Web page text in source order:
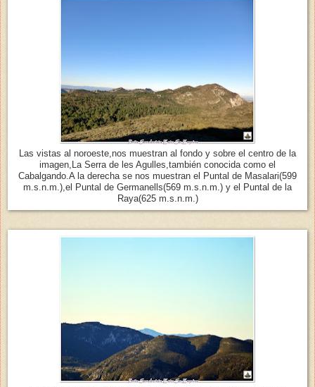
Las vistas al noroeste,nos muestran al fondo y sobre el centro de la
imagen,La Serra de les Agulles,también conocida como el
Cabalgando.A la derecha se nos muestran el Puntal de Masalari(599
m.s.n.m.),el Puntal de Germanells(569 m.s.n.m.) y el Puntal de la
Raya(625 m.s.n.m.)